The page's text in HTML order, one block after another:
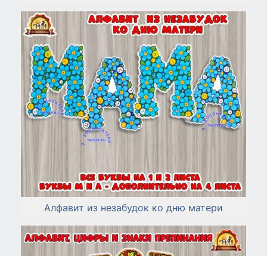
Алфавит из незабудок ко дню матери